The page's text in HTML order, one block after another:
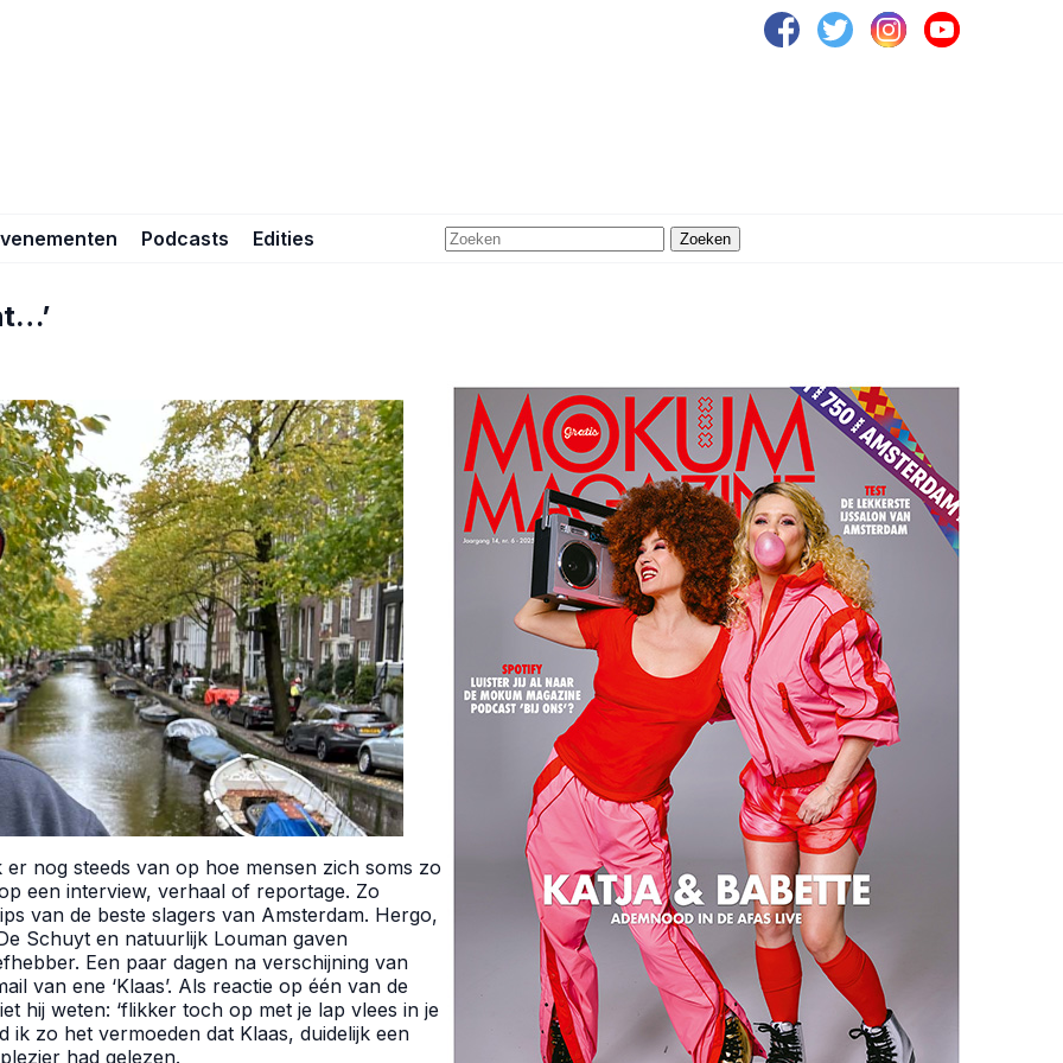
Podcasts Edities Zoeken
nog steeds van op hoe mensen zich soms zo
een interview, verhaal of reportage. Zo
van de beste slagers van Amsterdam. Hergo,
Schuyt en natuurlijk Louman gaven
Een paar dagen na verschijning van
van ene ‘Klaas’. Als reactie op één van de
hij weten: ‘flikker toch op met je lap vlees in je
ik zo het vermoeden dat Klaas, duidelijk een
had gelezen.